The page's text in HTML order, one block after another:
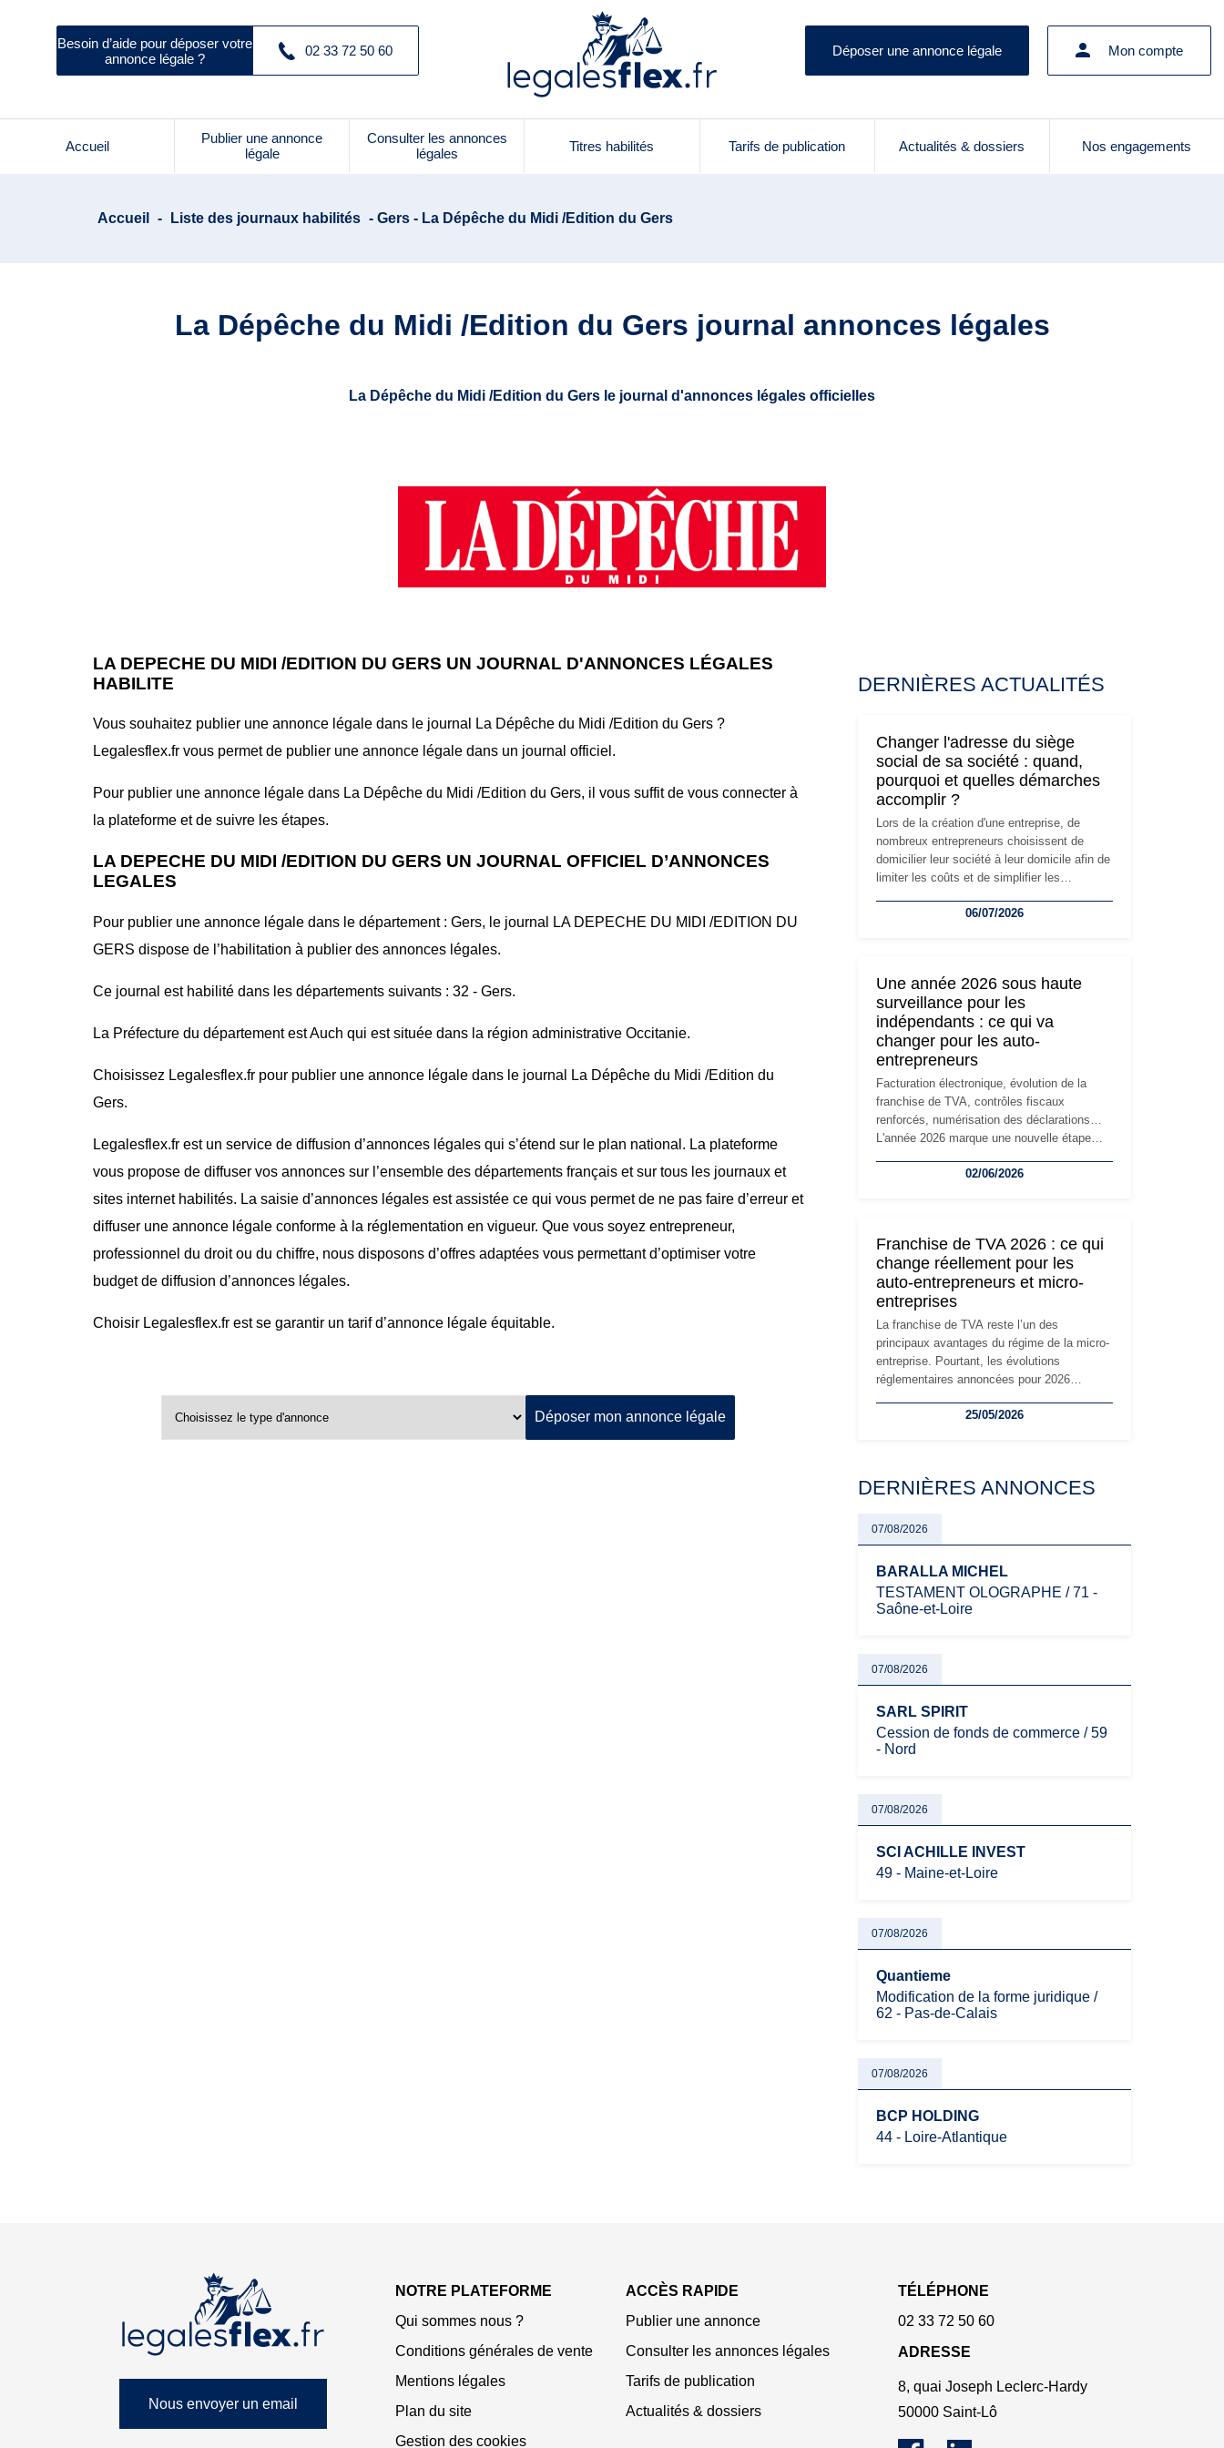
Besoin d’aide pour déposer votre
annonce légale ?
02 33 72 50 60 Déposer une annonce légale Mon compte
Accueil
Publier une annonce
légale
Consulter les annonces
légales
Titres habilités Tarifs de publication Actualités & dossiers Nos engagements
Accueil - Liste des journaux habilités - Gers - La Dépêche du Midi /Edition du Gers
La Dépêche du Midi /Edition du Gers journal annonces légales
La Dépêche du Midi /Edition du Gers le journal d'annonces légales officielles
LA DEPECHE DU MIDI /EDITION DU GERS UN JOURNAL D'ANNONCES LÉGALES
HABILITE
Vous souhaitez publier une annonce légale dans le journal La Dépêche du Midi /Edition du Gers ?
Legalesflex.fr vous permet de publier une annonce légale dans un journal officiel.
Pour publier une annonce légale dans La Dépêche du Midi /Edition du Gers, il vous suffit de vous connecter à
la plateforme et de suivre les étapes.
LA DEPECHE DU MIDI /EDITION DU GERS UN JOURNAL OFFICIEL D’ANNONCES
LEGALES
Pour publier une annonce légale dans le département : Gers, le journal LA DEPECHE DU MIDI /EDITION DU
GERS dispose de l’habilitation à publier des annonces légales.
Ce journal est habilité dans les départements suivants : 32 - Gers.
La Préfecture du département est Auch qui est située dans la région administrative Occitanie.
Choisissez Legalesflex.fr pour publier une annonce légale dans le journal La Dépêche du Midi /Edition du
Gers.
Legalesflex.fr est un service de diffusion d’annonces légales qui s’étend sur le plan national. La plateforme
vous propose de diffuser vos annonces sur l’ensemble des départements français et sur tous les journaux et
sites internet habilités. La saisie d’annonces légales est assistée ce qui vous permet de ne pas faire d’erreur et
diffuser une annonce légale conforme à la réglementation en vigueur. Que vous soyez entrepreneur,
professionnel du droit ou du chiffre, nous disposons d’offres adaptées vous permettant d’optimiser votre
budget de diffusion d’annonces légales.
Choisir Legalesflex.fr est se garantir un tarif d’annonce légale équitable.
Déposer mon annonce légale
DERNIÈRES ACTUALITÉS
Changer l'adresse du siège
social de sa société : quand,
pourquoi et quelles démarches
accomplir ?
Lors de la création d'une entreprise, de
nombreux entrepreneurs choisissent de
domicilier leur société à leur domicile afin de
limiter les coûts et de simplifier les
l'activité, cette solution peut rapidement
siège social répond souvent à une nouvelle
étape de la vie de l'entreprise et implique
plusieurs formalités obligatoires.
06/07/2026
Une année 2026 sous haute
surveillance pour les
indépendants : ce qui va
changer pour les auto-
entrepreneurs
Facturation électronique, évolution de la
franchise de TVA, contrôles fiscaux
renforcés, numérisation des déclarations…
L'année 2026 marque une nouvelle étape
travailleurs indépendants. Si le régime de la
réglementaire plus exigeant. Décryptage des
principaux changements et des précautions
à prendre pour éviter les mauvaises
surprises.
02/06/2026
Franchise de TVA 2026 : ce qui
change réellement pour les
auto-entrepreneurs et micro-
entreprises
La franchise de TVA reste l’un des
principaux avantages du régime de la micro-
entreprise. Pourtant, les évolutions
réglementaires annoncées pour 2026
les auto-entrepreneurs, artisans et
évoluent dans un contexte de contrôle
oblige les indépendants à rester
particulièrement vigilants.
25/05/2026
DERNIÈRES ANNONCES
07/08/2026
BARALLA MICHEL
TESTAMENT OLOGRAPHE / 71 -
Saône-et-Loire
07/08/2026
SARL SPIRIT
Cession de fonds de commerce / 59
- Nord
07/08/2026
SCI ACHILLE INVEST
49 - Maine-et-Loire
07/08/2026
Quantieme
Modification de la forme juridique /
62 - Pas-de-Calais
07/08/2026
BCP HOLDING
44 - Loire-Atlantique
Nous envoyer un email
NOTRE PLATEFORME
Qui sommes nous ?
Conditions générales de vente
Mentions légales
Plan du site
Gestion des cookies
ACCÈS RAPIDE
Publier une annonce
Consulter les annonces légales
Tarifs de publication
Actualités & dossiers
TÉLÉPHONE
02 33 72 50 60
ADRESSE
8, quai Joseph Leclerc-Hardy
50000 Saint-Lô